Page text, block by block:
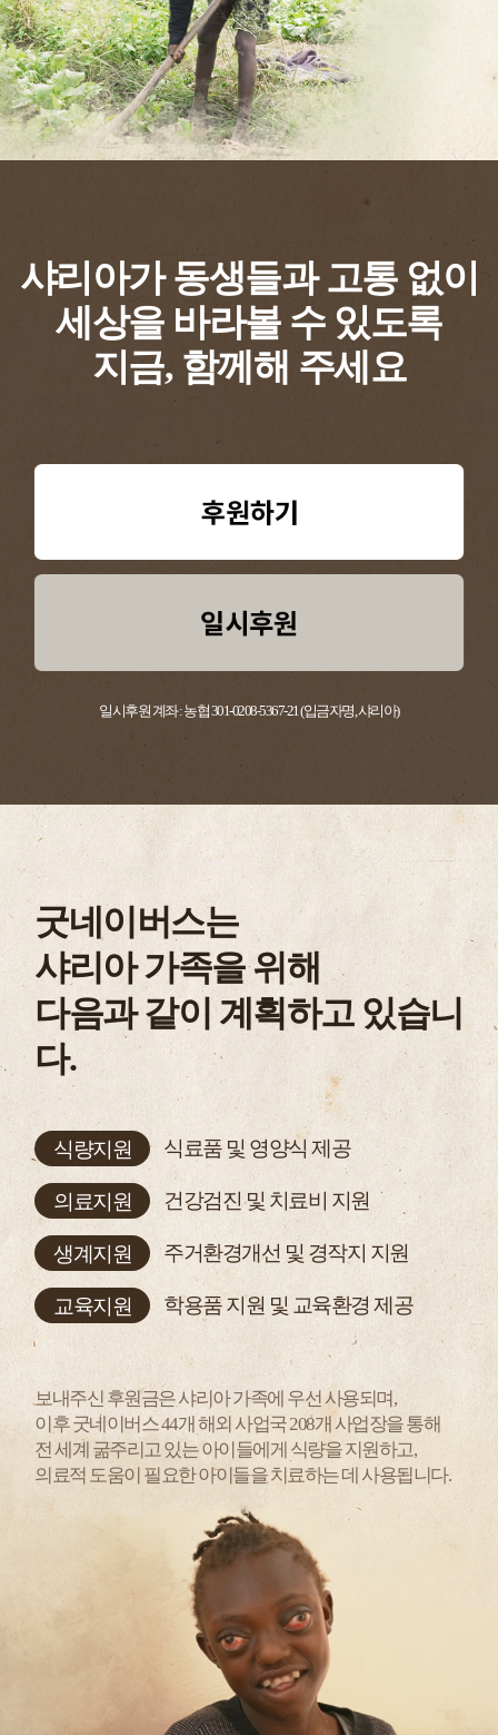
샤리아가 동생들과 고통 없이
세상을 바라볼 수 있도록​
지금, 함께해 주세요​
일시후원 계좌 : 농협 301-0208-5367-21 (입금자명, 샤리아)
굿네이버스는
샤리아 가족을 위해​
다음과 같이 계획하고 있습니
다.
식량지원 식료품 및 영양식 제공
의료지원 건강검진 및 치료비 지원
생계지원 주거환경개선 및 경작지 지원
교육지원 학용품 지원 및 교육환경 제공
보내주신 후원금은 샤리아 가족에 우선 사용되며,
이후 굿네이버스 44개 해외 사업국 208개 사업장을 통해​
전 세계 굶주리고 있는 아이들에게 식량을 지원하고,
의료적 도움이 필요한 아이들을 치료하는 데 사용됩니다.